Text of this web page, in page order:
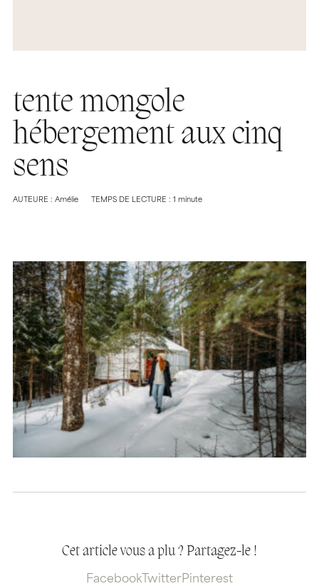
tente mongole
hébergement aux cinq
sens
AUTEURE : Amélie TEMPS DE LECTURE : 1 minute
Cet article vous a plu ? Partagez-le !
Facebook TwitterPinterest